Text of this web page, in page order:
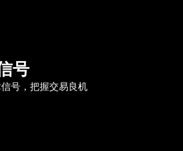
号
号，把握交易良机